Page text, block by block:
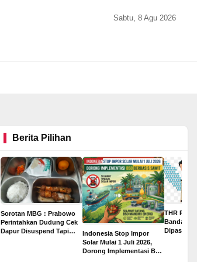
Sabtu, 8 Agu 2026
Berita Pilihan
Sorotan MBG : Prabowo
Perintahkan Dudung Cek
Dapur Disuspend Tapi
Indonesia Stop Impor
Solar Mulai 1 Juli 2026,
Dorong Implementasi B50
THR
Bandar
Dipastikan